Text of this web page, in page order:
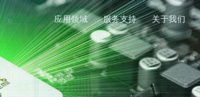
产品中心 应用领域 服务支持 关于我们